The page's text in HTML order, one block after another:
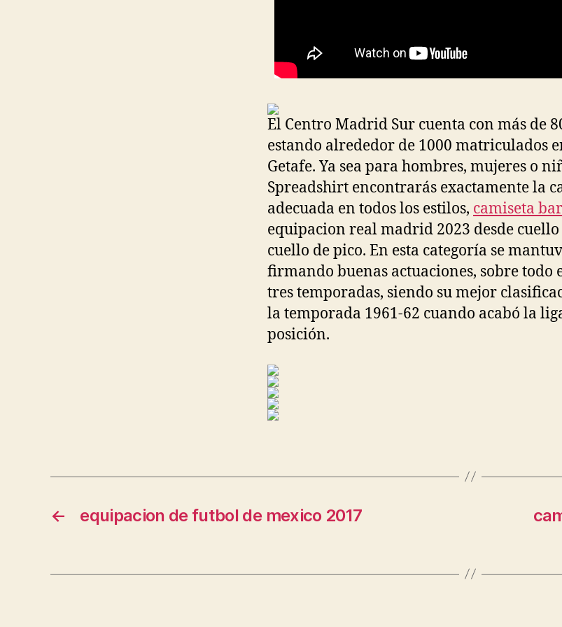
El Centro Madrid Sur cuenta con más de
estando alrededor de 1000 matriculados
Getafe. Ya sea para hombres, mujeres o
Spreadshirt encontrarás exactamente la
adecuada en todos los estilos, camiseta
equipacion real madrid 2023 desde
cuello de pico. En esta categoría se
firmando buenas actuaciones, sobre todo
tres temporadas, siendo su mejor
la temporada 1961-62 cuando acabó la
posición.
← equipacion de futbol de mexico 2017